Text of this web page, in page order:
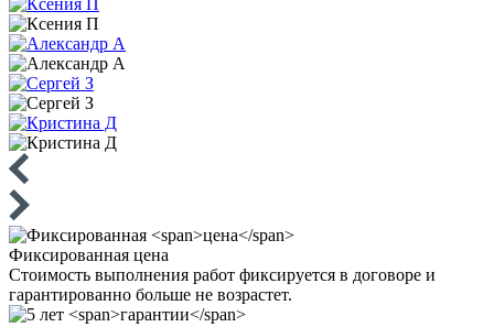
Фиксированная цена
Стоимость выполнения работ фиксируется в договоре и
гарантированно больше не возрастет.